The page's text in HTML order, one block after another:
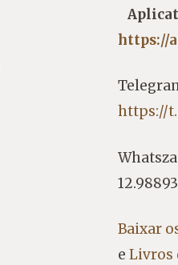
https://
https://
Baixar
e Livros